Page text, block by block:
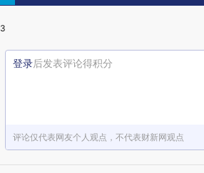
3
登录后发表评论得积分
评论仅代表网友个人观点，不代表财新网观点